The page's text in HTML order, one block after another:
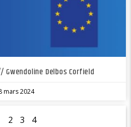
Gwendoline Delbos Corfield
mars 2024
2 3 4